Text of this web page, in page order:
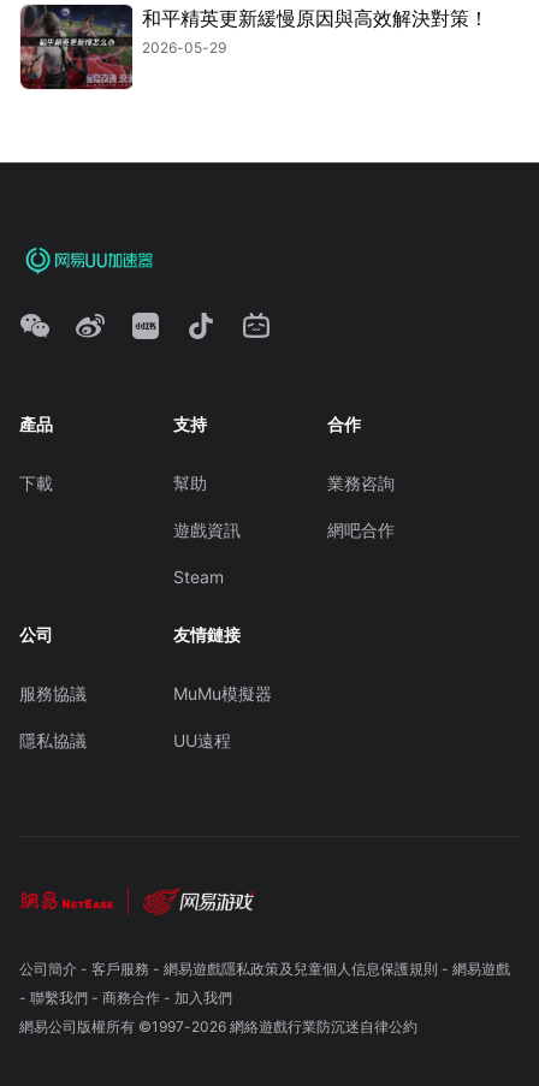
和平精英更新緩慢原因與高效解決對策！
2026-05-29
產品
下載
支持
幫助
遊戲資訊
Steam
合作
業務咨詢
網吧合作
公司
服務協議
隱私協議
友情鏈接
MuMu模擬器
UU遠程
公司簡介- 客戶服務 - 網易遊戲隱私政策及兒童個人信息保護規則 - 網易遊戲
- 聯繫我們- 商務合作- 加入我們
網易公司版權所有 ©1997-2026 網絡遊戲行業防沉迷自律公約